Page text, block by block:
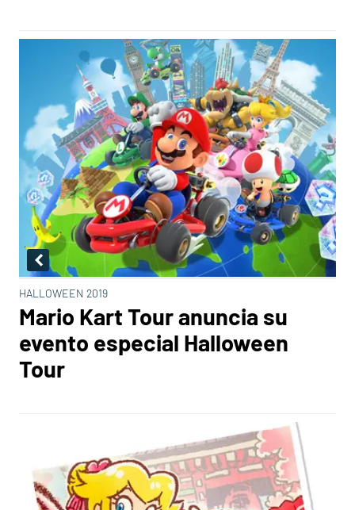
HALLOWEEN 2019
Mario Kart Tour anuncia su
evento especial Halloween
Tour